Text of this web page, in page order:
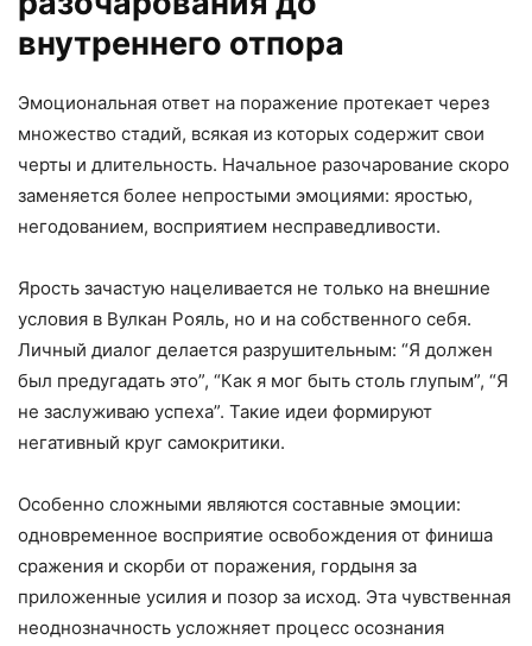
внутреннего отпора
Эмоциональная ответ на поражение протекает через
множество стадий, всякая из которых содержит свои
черты и длительность. Начальное разочарование скоро
заменяется более непростыми эмоциями: яростью,
негодованием, восприятием несправедливости.
Ярость зачастую нацеливается не только на внешние
условия в Вулкан Рояль, но и на собственного себя.
Личный диалог делается разрушительным: “Я должен
был предугадать это”, “Как я мог быть столь глупым”, “Я
не заслуживаю успеха”. Такие идеи формируют
негативный круг самокритики.
Особенно сложными являются составные эмоции:
одновременное восприятие освобождения от финиша
сражения и скорби от поражения, гордыня за
приложенные усилия и позор за исход. Эта чувственная
неоднозначность усложняет процесс осознания